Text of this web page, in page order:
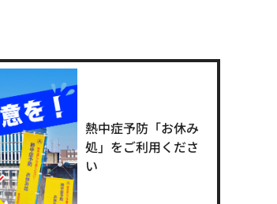
熱中症予防「お休み
処」をご利用くださ
い